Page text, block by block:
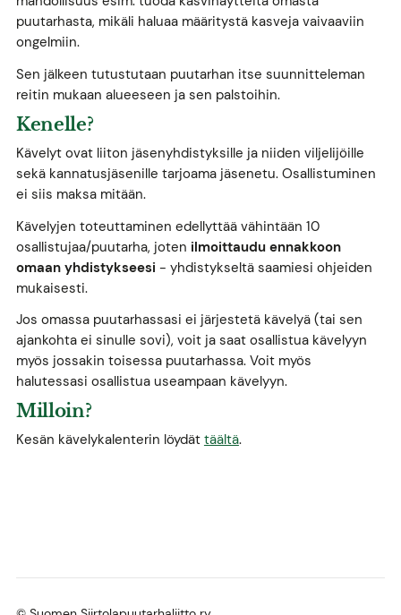
puutarhasta, mikäli haluaa määritystä kasveja vaivaaviin
ongelmiin.
Sen jälkeen tutustutaan puutarhan itse suunnitteleman
reitin mukaan alueeseen ja sen palstoihin.
Kenelle?
Kävelyt ovat liiton jäsenyhdistyksille ja niiden viljelijöille
sekä kannatusjäsenille tarjoama jäsenetu. Osallistuminen
ei siis maksa mitään.
Kävelyjen toteuttaminen edellyttää vähintään 10
osallistujaa/puutarha, joten ilmoittaudu ennakkoon
omaan yhdistykseesi - yhdistykseltä saamiesi ohjeiden
mukaisesti.
Jos omassa puutarhassasi ei järjestetä kävelyä (tai sen
ajankohta ei sinulle sovi), voit ja saat osallistua kävelyyn
myös jossakin toisessa puutarhassa. Voit myös
halutessasi osallistua useampaan kävelyyn.
Milloin?
Kesän kävelykalenterin löydät täältä.